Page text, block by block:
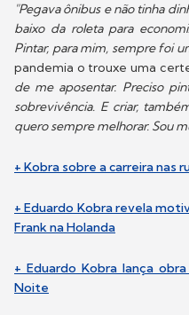
"Pegava ônibus e não tinha
baixo da roleta para
Pintar, para mim, sempre foi
pandemia o trouxe uma
de me aposentar. Preciso
sobrevivência. E criar,
quero sempre melhorar. Sou
+ Kobra sobre a carreira nas
+ Eduardo Kobra revela
Frank na Holanda
+ Eduardo Kobra lança
Noite